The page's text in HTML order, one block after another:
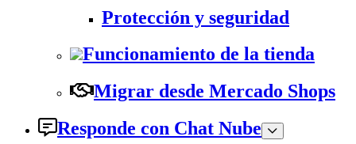
Protección y seguridad
Funcionamiento de la tienda
Migrar desde Mercado Shops
Responde con Chat Nube